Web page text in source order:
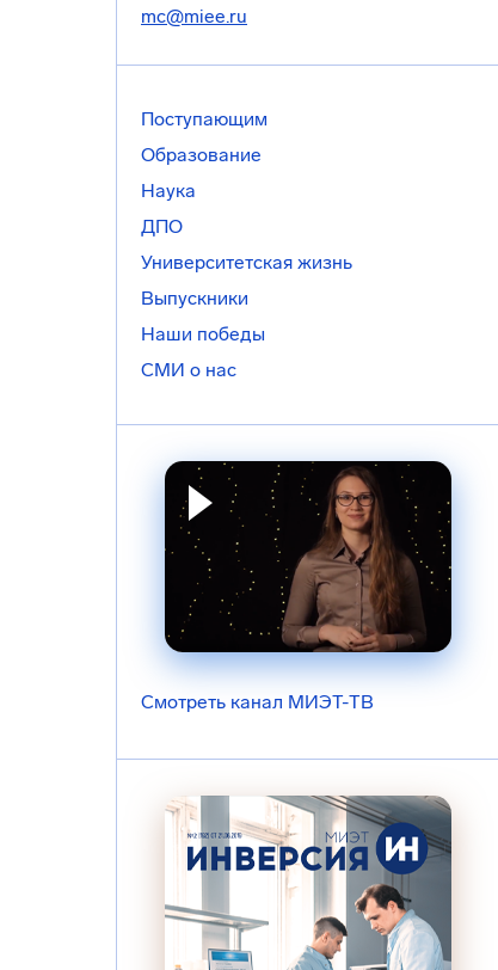
mc@miee.ru
Поступающим
Образование
Наука
ДПО
Университетская жизнь
Выпускники
Наши победы
СМИ о нас
Смотреть канал МИЭТ-ТВ